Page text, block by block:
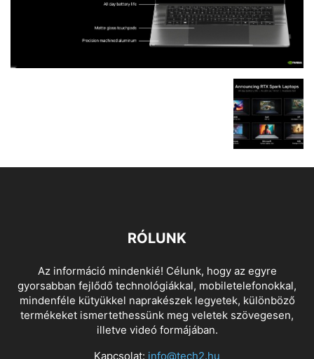
RÓLUNK
Az információ mindenkié! Célunk, hogy az egyre
gyorsabban fejlődő technológiákkal, mobiletelefonokkal,
mindenféle kütyükkel naprakészek legyetek, különböző
termékeket ismertethessünk meg veletek szövegesen,
illetve videó formájában.
Kapcsolat: info@tech2.hu